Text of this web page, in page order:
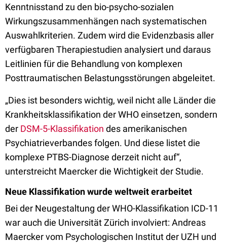
Kenntnisstand zu den bio-psycho-sozialen
Wirkungszusammenhängen nach systematischen
Auswahlkriterien. Zudem wird die Evidenzbasis aller
verfügbaren Therapiestudien analysiert und daraus
Leitlinien für die Behandlung von komplexen
Posttraumatischen Belastungsstörungen abgeleitet.
„Dies ist besonders wichtig, weil nicht alle Länder die
Krankheitsklassifikation der WHO einsetzen, sondern
der DSM-5-Klassifikation des amerikanischen
Psychiatrieverbandes folgen. Und diese listet die
komplexe PTBS-Diagnose derzeit nicht auf“,
unterstreicht Maercker die Wichtigkeit der Studie.
Neue Klassifikation wurde weltweit erarbeitet
Bei der Neugestaltung der WHO-Klassifikation ICD-11
war auch die Universität Zürich involviert: Andreas
Maercker vom Psychologischen Institut der UZH und